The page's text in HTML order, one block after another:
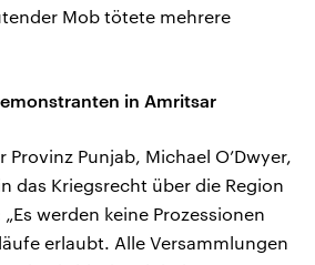
Mob tötete mehrere
in Amritsar
Provinz Punjab, Michael O’Dwyer,
das Kriegsrecht über die Region
werden keine Prozessionen
erlaubt. Alle Versammlungen